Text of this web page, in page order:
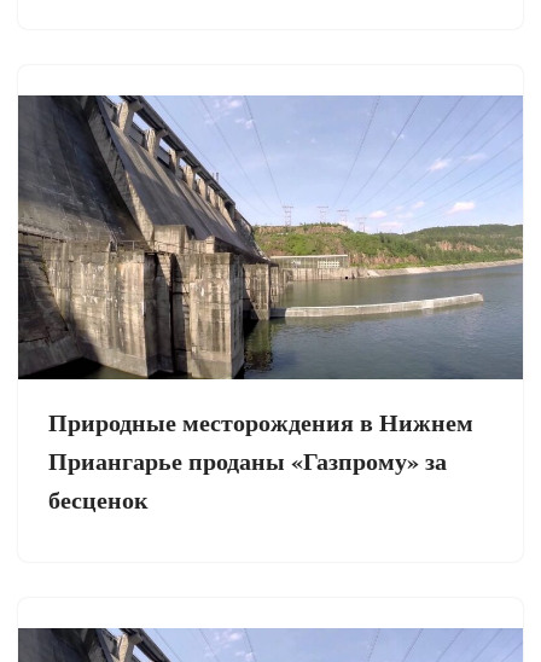
Природные месторождения в Нижнем
Приангарье проданы «Газпрому» за
бесценок